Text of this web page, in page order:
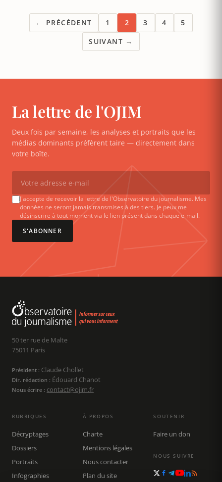
← PRÉCÉDENT 1 2 3 4
5
SUIVANT →
La lettre de l'OJIM
Deux fois par semaine, les analyses et portraits que les
médias dominants préfèrent taire — directement dans
votre boîte.
J'accepte de recevoir la lettre de l'Observatoire du journalisme. Mes
données ne seront jamais transmises à des tiers. Je peux me
désinscrire à tout moment via le lien présent dans chaque e-mail.
S'ABONNER
50 ter rue de Malte
75011 Paris
Président : Claude Chollet
Dir. rédaction : Édouard Chanot
Nous écrire : contact@ojim.fr
RUBRIQUES
Décryptages
Dossiers
Portraits
Infographies
À PROPOS
Charte
Mentions légales
Nous contacter
Plan du site
SOUTENIR
Faire un don
NOUS SUIVRE